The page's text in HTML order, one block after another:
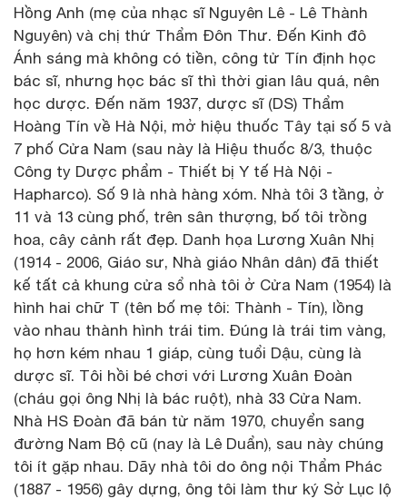
Hồng Anh (mẹ của nhạc sĩ Nguyên Lê - Lê Thành
Nguyên) và chị thứ Thẩm Đôn Thư. Đến Kinh đô
Ánh sáng mà không có tiền, công tử Tín định học
bác sĩ, nhưng học bác sĩ thì thời gian lâu quá, nên
học dược. Đến năm 1937, dược sĩ (DS) Thẩm
Hoàng Tín về Hà Nội, mở hiệu thuốc Tây tại số 5 và
7 phố Cửa Nam (sau này là Hiệu thuốc 8/3, thuộc
Công ty Dược phẩm - Thiết bị Y tế Hà Nội -
Hapharco). Số 9 là nhà hàng xóm. Nhà tôi 3 tầng, ở
11 và 13 cùng phố, trên sân thượng, bố tôi trồng
hoa, cây cảnh rất đẹp. Danh họa Lương Xuân Nhị
(1914 - 2006, Giáo sư, Nhà giáo Nhân dân) đã thiết
kế tất cả khung cửa sổ nhà tôi ở Cửa Nam (1954) là
hình hai chữ T (tên bố mẹ tôi: Thành - Tín), lồng
vào nhau thành hình trái tim. Đúng là trái tim vàng,
họ hơn kém nhau 1 giáp, cùng tuổi Dậu, cùng là
dược sĩ. Tôi hồi bé chơi với Lương Xuân Đoàn
(cháu gọi ông Nhị là bác ruột), nhà 33 Cửa Nam.
Nhà HS Đoàn đã bán từ năm 1970, chuyển sang
đường Nam Bộ cũ (nay là Lê Duẩn), sau này chúng
tôi ít gặp nhau. Dãy nhà tôi do ông nội Thẩm Phác
(1887 - 1956) gây dựng, ông tôi làm thư ký Sở Lục lộ